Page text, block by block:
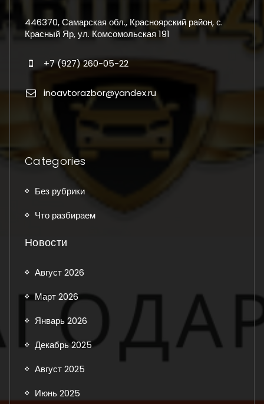
446370, Самарская обл., Красноярский район, с.
Красный Яр, ул. Комсомольская 191
+7 (927) 260-05-22
inoavtorazbor@yandex.ru
Categories
Без рубрики
Что разбираем
Новости
Август 2026
Март 2026
Январь 2026
Декабрь 2025
Август 2025
Июнь 2025